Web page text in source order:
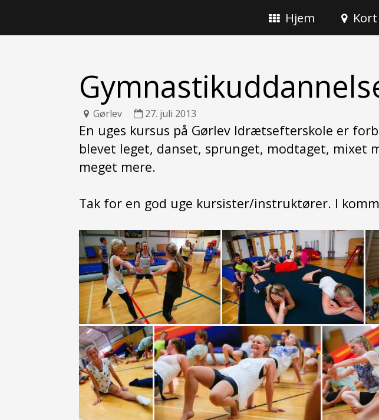
Hjem Kort
Gørlev 27. juli 2013
En uges kursus på Gørlev Idrætsefterskole er
blevet leget, danset, sprunget, modtaget, mixet
meget mere.
Tak for en god uge kursister/instruktører. I